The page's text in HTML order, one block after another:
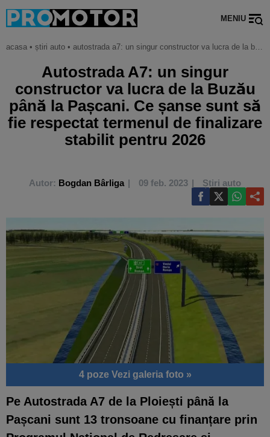
MENIU
acasa • știri auto • autostrada a7: un singur constructor va lucra de la buzău până la pașcani. ce șanse sunt să fie respectat termenul de finalizare stabilit pentru 2026
Autostrada A7: un singur
constructor va lucra de la Buzău
până la Pașcani. Ce șanse sunt să
fie respectat termenul de finalizare
stabilit pentru 2026
Autor: Bogdan Bârliga 09 feb. 2023 Știri auto
4 poze Vezi galeria foto »
Pe Autostrada A7 de la Ploiești până la
Pașcani sunt 13 tronsoane cu finanțare prin